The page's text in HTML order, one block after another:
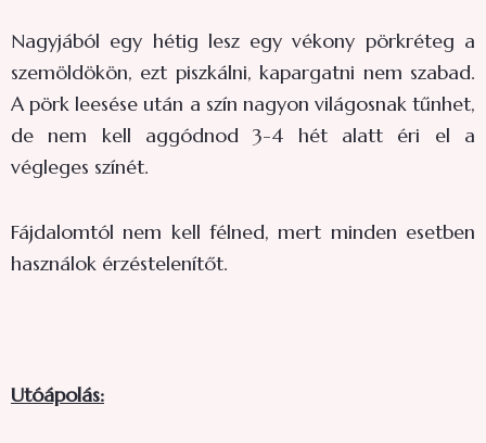
Nagyjából egy hétig lesz egy vékony pörkréteg a
szemöldökön, ezt piszkálni, kapargatni nem szabad.
A pörk leesése után a szín nagyon világosnak tűnhet,
de nem kell aggódnod 3-4 hét alatt éri el a
végleges színét.
Fájdalomtól nem kell félned, mert minden esetben
használok érzéstelenítőt.
Utóápolás: